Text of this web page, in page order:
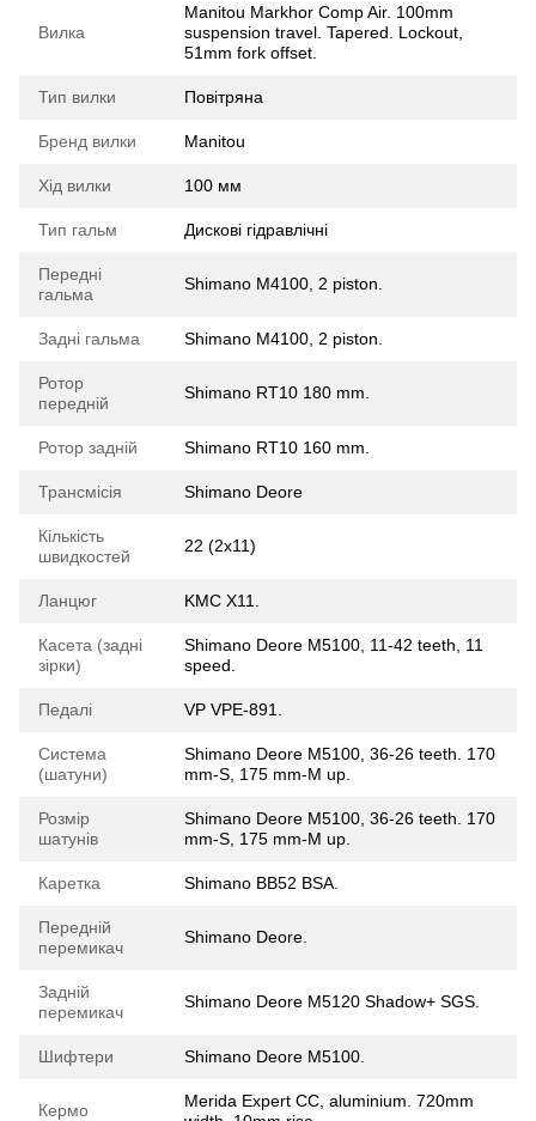
Вилка
Manitou Markhor Comp Air. 100mm
suspension travel. Tapered. Lockout,
51mm fork offset.
Тип вилки Повітряна
Бренд вилки Manitou
Хід вилки 100 мм
Тип гальм Дискові гідравлічні
Передні
гальма
Shimano M4100, 2 piston.
Задні гальма Shimano M4100, 2 piston.
Ротор
передній
Shimano RT10 180 mm.
Ротор задній Shimano RT10 160 mm.
Трансмісія Shimano Deore
Кількість
швидкостей
22 (2x11)
Ланцюг KMC X11.
Касета (задні
зірки)
Shimano Deore M5100, 11-42 teeth, 11
speed.
Педалі VP VPE-891.
Система
(шатуни)
Shimano Deore M5100, 36-26 teeth. 170
mm-S, 175 mm-M up.
Розмір
шатунів
Shimano Deore M5100, 36-26 teeth. 170
mm-S, 175 mm-M up.
Каретка Shimano BB52 BSA.
Передній
перемикач
Shimano Deore.
Задній
перемикач
Shimano Deore M5120 Shadow+ SGS.
Шифтери Shimano Deore M5100.
Кермо
Merida Expert CC, aluminium. 720mm